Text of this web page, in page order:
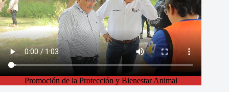
Promoción de la Protección y Bienestar Animal